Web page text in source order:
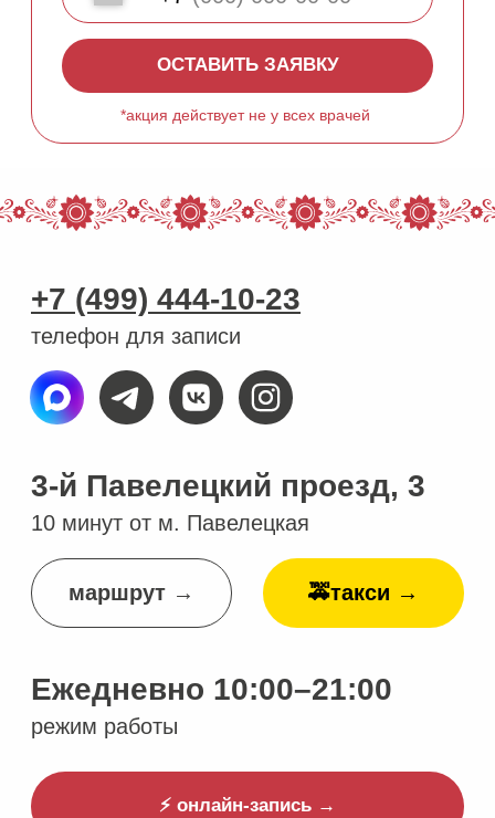
Оплачивайте
Лечение кожи
Консультации специалистов
Неврология
О
клинике
Контакты
Специалисты
Способы оплаты
Документы
Отзывы
Новости
Блог
заявления →